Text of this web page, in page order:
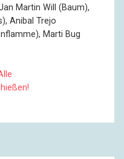
Martin Will (Baum),
Anibal Trejo
Marti Bug